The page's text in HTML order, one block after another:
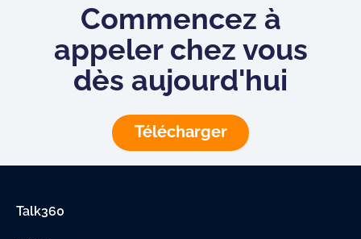
Commencez à
appeler chez vous
dès aujourd'hui
Télécharger
Talk360